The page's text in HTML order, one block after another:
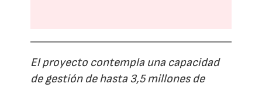
El proyecto contempla una capacidad
de gestión de hasta 3,5 millones de